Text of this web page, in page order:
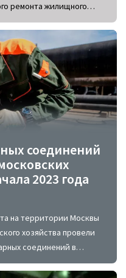
ремонта жилищного
обслужено более
соединений
2023 года
на территории Москвы
хозяйства провели
соединений в